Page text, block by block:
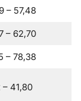
– 57,48
– 62,70
– 78,38
– 41,80